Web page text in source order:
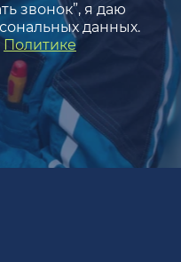
звонок”, я даю
данных.
Политике